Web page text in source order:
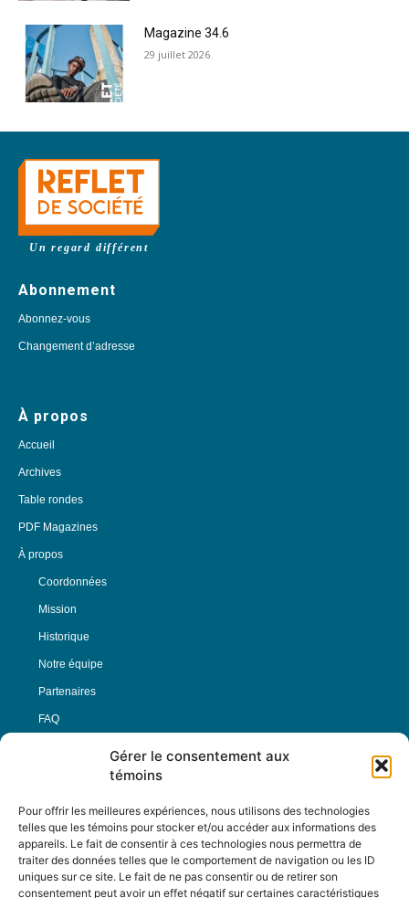
Gérer le consentement aux
témoins
Pour offrir les meilleures expériences, nous utilisons des technologies
telles que les témoins pour stocker et/ou accéder aux informations des
appareils. Le fait de consentir à ces technologies nous permettra de
traiter des données telles que le comportement de navigation ou les ID
uniques sur ce site. Le fait de ne pas consentir ou de retirer son
consentement peut avoir un effet négatif sur certaines caractéristiques
Magazine 34.6
29 juillet 2026
Un regard différent
Abonnement
Abonnez-vous
Changement d’adresse
À propos
Accueil
Archives
Table rondes
PDF Magazines
À propos
Coordonnées
Mission
Historique
Notre équipe
Partenaires
FAQ
Nous Suivre